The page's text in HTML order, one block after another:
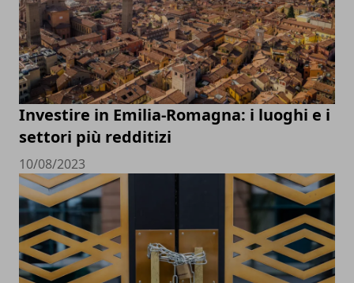
Investire in Emilia-Romagna: i luoghi e i
settori più redditizi
10/08/2023